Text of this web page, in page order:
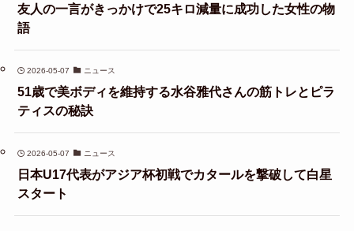
友人の一言がきっかけで25キロ減量に成功した女性の物
語
2026-05-07 ニュース
51歳で美ボディを維持する水谷雅代さんの筋トレとピラ
ティスの秘訣
2026-05-07 ニュース
日本U17代表がアジア杯初戦でカタールを撃破して白星
スタート